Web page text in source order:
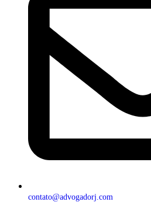
contato@advogadorj.com